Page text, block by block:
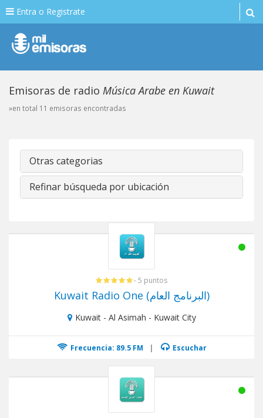
Entra o Registrate
Emisoras de radio Música Arabe en Kuwait
»en total 11 emisoras encontradas
Otras categorias
Refinar búsqueda por ubicación
- 5 puntos
Kuwait Radio One (البرنامج العام)
Kuwait - Al Asimah - Kuwait City
Frecuencia: 89.5 FM | Escuchar